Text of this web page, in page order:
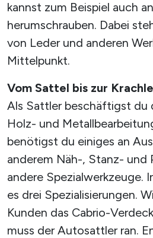
kannst zum Beispiel auch
herumschrauben. Dabei
von Leder und anderen
Mittelpunkt.
Vom Sattel bis zur
Als Sattler beschäftigst du
Holz- und
benötigst du einiges an
anderem Näh-, Stanz- und
andere Spezialwerkzeuge.
es drei Spezialisierungen.
Kunden das Cabrio-
muss der Autosattler ran.